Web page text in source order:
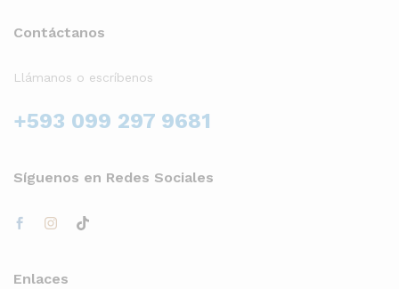
Contáctanos
Llámanos o escríbenos
+593 099 297 9681
Síguenos en Redes Sociales
Enlaces